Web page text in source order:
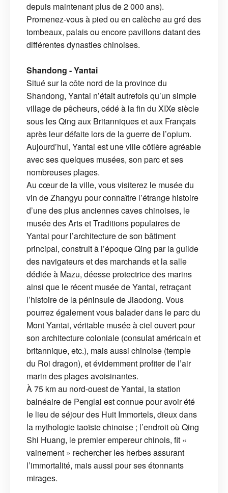
depuis maintenant plus de 2 000 ans).
Promenez-vous à pied ou en calèche au gré des
tombeaux, palais ou encore pavillons datant des
différentes dynasties chinoises.
Shandong - Yantai
Situé sur la côte nord de la province du
Shandong, Yantai n’était autrefois qu’un simple
village de pêcheurs, cédé à la fin du XIXe siècle
sous les Qing aux Britanniques et aux Français
après leur défaite lors de la guerre de l’opium.
Aujourd’hui, Yantai est une ville côtière agréable
avec ses quelques musées, son parc et ses
nombreuses plages.
Au cœur de la ville, vous visiterez le musée du
vin de Zhangyu pour connaître l’étrange histoire
d’une des plus anciennes caves chinoises, le
musée des Arts et Traditions populaires de
Yantai pour l’architecture de son bâtiment
principal, construit à l’époque Qing par la guilde
des navigateurs et des marchands et la salle
dédiée à Mazu, déesse protectrice des marins
ainsi que le récent musée de Yantai, retraçant
l’histoire de la péninsule de Jiaodong. Vous
pourrez également vous balader dans le parc du
Mont Yantai, véritable musée à ciel ouvert pour
son architecture coloniale (consulat américain et
britannique, etc.), mais aussi chinoise (temple
du Roi dragon), et évidemment profiter de l’air
marin des plages avoisinantes.
À 75 km au nord-ouest de Yantai, la station
balnéaire de Penglai est connue pour avoir été
le lieu de séjour des Huit Immortels, dieux dans
la mythologie taoïste chinoise ; l’endroit où Qing
Shi Huang, le premier empereur chinois, fit «
vainement » rechercher les herbes assurant
l’immortalité, mais aussi pour ses étonnants
mirages.